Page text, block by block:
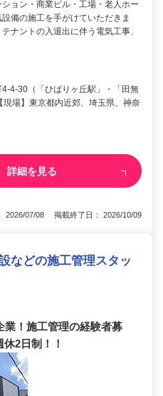
ョン・商業ビル・工場・老人ホー
備の施工を手がけていただきま
ナントの入退出に伴う電気工事、
4-30（「ひばりヶ丘駅」・「田無
場】東京都内近郊、埼玉県、神奈
詳細を見る
2026/07/08 掲載終了日： 2026/10/09
などの施工管理スタッ
業！施工管理の経験者募
2日制！！